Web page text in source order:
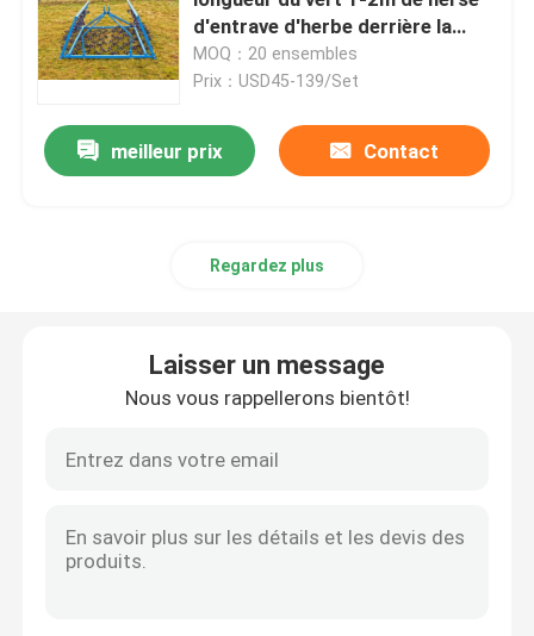
3D a soudé le grillage
Clôture soudée à double fil
Barrière en acier tubulaire
d'entrave d'herbe derrière la
herse d'entrave
MOQ：20 ensembles
Prix：USD45-139/Set
meilleur prix Contact
Regardez plus
Laisser un message
Nous vous rappellerons bientôt!